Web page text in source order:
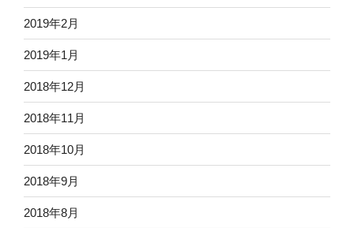
2019年2月
2019年1月
2018年12月
2018年11月
2018年10月
2018年9月
2018年8月